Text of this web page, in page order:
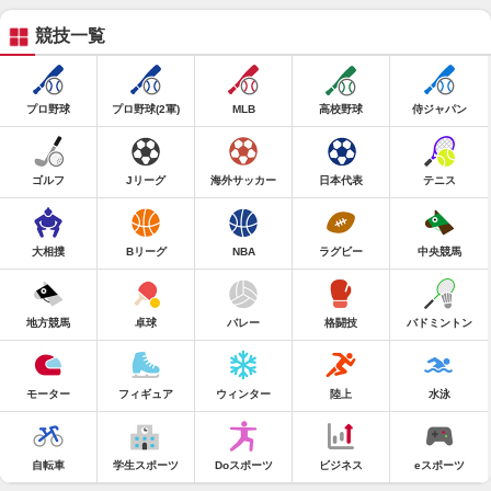
競技一覧
プロ野球 プロ野球(2軍) MLB 高校野球 侍ジャパン
ゴルフ Jリーグ 海外サッカー 日本代表 テニス
大相撲 Bリーグ NBA ラグビー 中央競馬
地方競馬 卓球 バレー 格闘技 バドミントン
モーター フィギュア ウィンター 陸上 水泳
自転車 学生スポーツ Doスポーツ ビジネス eスポーツ